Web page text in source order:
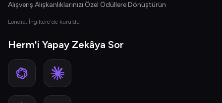
Alışveriş Alışkanlıklarınızı Özel Ödüllere Dönüştürün
Londra, İngiltere'de kuruldu
Herm'i Yapay Zekâya Sor